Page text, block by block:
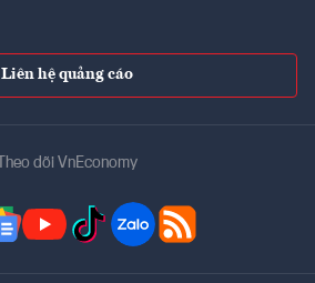
Liên hệ quảng cáo
Theo dõi VnEconomy